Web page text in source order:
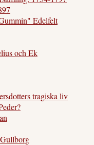
Edelfelt
och Ek
tragiska liv